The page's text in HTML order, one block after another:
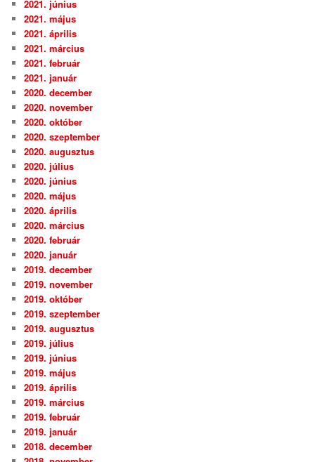
2021. június
2021. május
2021. április
2021. március
2021. február
2021. január
2020. december
2020. november
2020. október
2020. szeptember
2020. augusztus
2020. július
2020. június
2020. május
2020. április
2020. március
2020. február
2020. január
2019. december
2019. november
2019. október
2019. szeptember
2019. augusztus
2019. július
2019. június
2019. május
2019. április
2019. március
2019. február
2019. január
2018. december